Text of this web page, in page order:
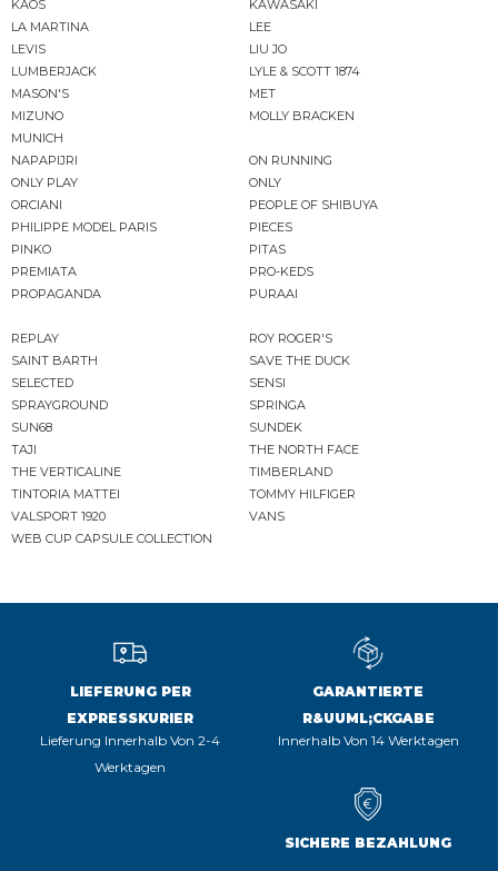
KAOS
KAWASAKI
LA MARTINA
LEE
LEVIS
LIU JO
LUMBERJACK
LYLE & SCOTT 1874
MASON'S
MET
MIZUNO
MOLLY BRACKEN
MUNICH
NAPAPIJRI
ON RUNNING
ONLY PLAY
ONLY
ORCIANI
PEOPLE OF SHIBUYA
PHILIPPE MODEL PARIS
PIECES
PINKO
PITAS
PREMIATA
PRO-KEDS
PROPAGANDA
PURAAI
REPLAY
ROY ROGER'S
SAINT BARTH
SAVE THE DUCK
SELECTED
SENSI
SPRAYGROUND
SPRINGA
SUN68
SUNDEK
TAJI
THE NORTH FACE
THE VERTICALINE
TIMBERLAND
TINTORIA MATTEI
TOMMY HILFIGER
VALSPORT 1920
VANS
WEB CUP CAPSULE COLLECTION
LIEFERUNG PER
EXPRESSKURIER
Lieferung Innerhalb Von 2-4
Werktagen
GARANTIERTE
R&UUML;CKGABE
Innerhalb Von 14 Werktagen
SICHERE BEZAHLUNG